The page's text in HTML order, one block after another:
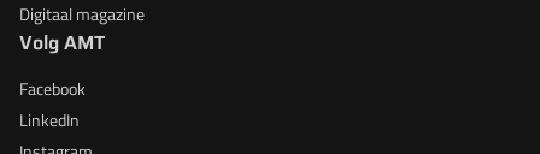
Digitaal magazine
Volg AMT
Facebook
LinkedIn